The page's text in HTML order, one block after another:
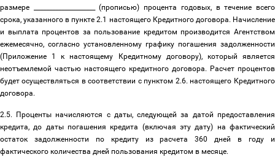
размере ____________________ (прописью) процента годовых, в течение всего
срока, указанного в пункте 2.1 настоящего Кредитного договора. Начисление
и выплата процентов за пользование кредитом производится Агентством
ежемесячно, согласно установленному графику погашения задолженности
(Приложение 1 к настоящему Кредитному договору), который является
неотъемлемой частью настоящего кредитного договора. Расчет процентов
будет осуществляться в соответствии с пунктом 2.6. настоящего Кредитного
договора.
2.5. Проценты начисляются с даты, следующей за датой предоставления
кредита, до даты погашения кредита (включая эту дату) на фактический
остаток задолженности по кредиту из расчета 360 дней в году и
фактического количества дней пользования кредитом в месяце.